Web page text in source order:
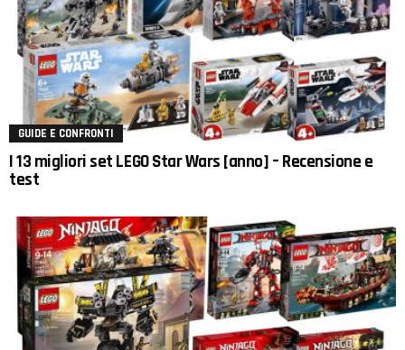
GUIDE E CONFRONTI
I 13 migliori set LEGO Star Wars [anno] – Recensione e
test